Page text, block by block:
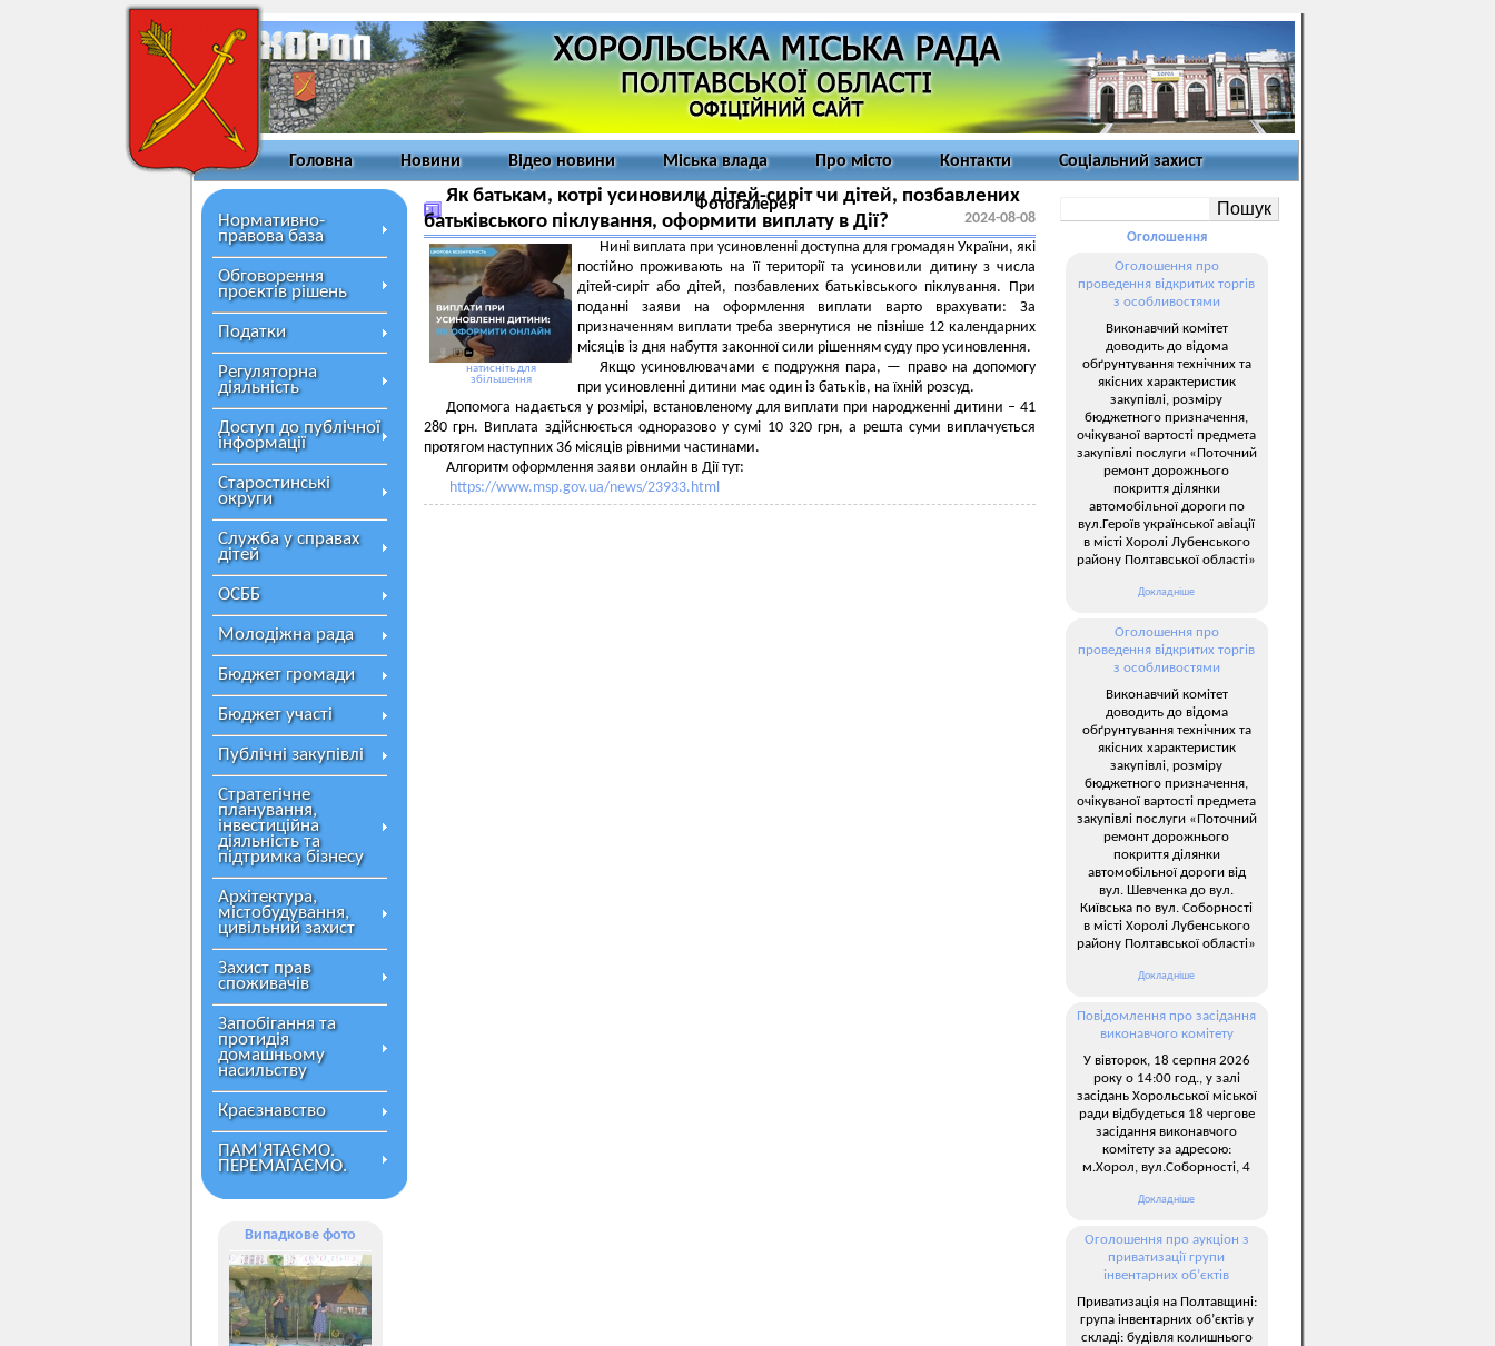
Головна Новини Відео новини Міська влада Про місто Контакти Соціальний захист
Фотогалерея
Нормативно-
правова база
Обговорення
проєктів рішень
Податки
Регуляторна
діяльність
Доступ до публічної
інформації
Старостинські
округи
Служба у справах
дітей
ОСББ
Молодіжна рада
Бюджет громади
Бюджет участі
Публічні закупівлі
Стратегічне
планування,
інвестиційна
діяльність та
підтримка бізнесу
Архітектура,
містобудування,
цивільний захист
Захист прав
споживачів
Запобігання та
протидія
домашньому
насильству
Краєзнавство
ПАМ’ЯТАЄМО.
ПЕРЕМАГАЄМО.
Випадкове фото
Як батькам, котрі усиновили дітей-сиріт чи дітей, позбавлених
батьківського піклування, оформити виплату в Дії?
2024-08-08
натисніть для
збільшення
Нині виплата при усиновленні доступна для громадян України, які
постійно проживають на її території та усиновили дитину з числа
дітей-сиріт або дітей, позбавлених батьківського піклування. При
поданні заяви на оформлення виплати варто врахувати: За
призначенням виплати треба звернутися не пізніше 12 календарних
місяців із дня набуття законної сили рішенням суду про усиновлення.
Якщо усиновлювачами є подружня пара, — право на допомогу
при усиновленні дитини має один із батьків, на їхній розсуд.
Допомога надається у розмірі, встановленому для виплати при народженні дитини – 41
280 грн. Виплата здійснюється одноразово у сумі 10 320 грн, а решта суми виплачується
протягом наступних 36 місяців рівними частинами.
Алгоритм оформлення заяви онлайн в Дії тут:
https://www.msp.gov.ua/news/23933.html
Оголошення
Оголошення про
проведення відкритих торгів
з особливостями
Виконавчий комітет
доводить до відома
обґрунтування технічних та
якісних характеристик
закупівлі, розміру
бюджетного призначення,
очікуваної вартості предмета
закупівлі послуги «Поточний
ремонт дорожнього
покриття ділянки
автомобільної дороги по
вул.Героїв української авіації
в місті Хоролі Лубенського
району Полтавської області»
Докладніше
Оголошення про
проведення відкритих торгів
з особливостями
Виконавчий комітет
доводить до відома
обґрунтування технічних та
якісних характеристик
закупівлі, розміру
бюджетного призначення,
очікуваної вартості предмета
закупівлі послуги «Поточний
ремонт дорожнього
покриття ділянки
автомобільної дороги від
вул. Шевченка до вул.
Київська по вул. Соборності
в місті Хоролі Лубенського
району Полтавської області»
Докладніше
Повідомлення про засідання
виконавчого комітету
У вівторок, 18 серпня 2026
року о 14:00 год., у залі
засідань Хорольської міської
ради відбудеться 18 чергове
засідання виконавчого
комітету за адресою:
м.Хорол, вул.Соборності, 4
Докладніше
Оголошення про аукціон з
приватизації групи
інвентарних об’єктів
Приватизація на Полтавщині:
група інвентарних об’єктів у
складі: будівля колишнього